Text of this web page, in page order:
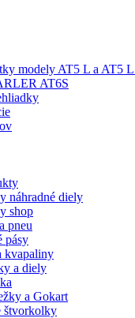
modely AT5 L a AT5
AT6S
náhradné diely
shop
pneu
pásy
kvapaliny
a diely
a Gokart
štvorkolky